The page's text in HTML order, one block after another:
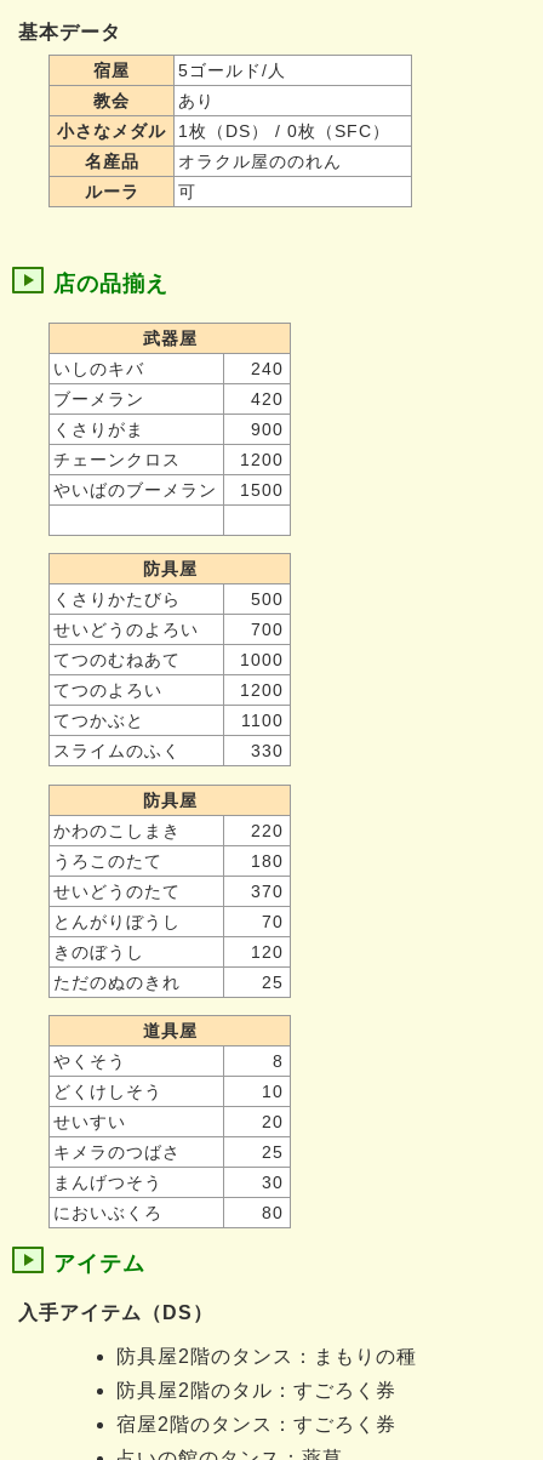
基本データ
宿屋
5ゴールド/人
教会
あり
小さなメダル
1枚（DS） / 0枚（SFC）
名産品
オラクル屋ののれん
ルーラ
可
店の品揃え
武器屋
いしのキバ
240
ブーメラン
420
くさりがま
900
チェーンクロス
1200
やいばのブーメラン
1500
防具屋
くさりかたびら
500
せいどうのよろい
700
てつのむねあて
1000
てつのよろい
1200
てつかぶと
1100
スライムのふく
330
防具屋
かわのこしまき
220
うろこのたて
180
せいどうのたて
370
とんがりぼうし
70
きのぼうし
120
ただのぬのきれ
25
道具屋
やくそう
8
どくけしそう
10
せいすい
20
キメラのつばさ
25
まんげつそう
30
においぶくろ
80
アイテム
入手アイテム（DS）
防具屋2階のタンス：まもりの種
防具屋2階のタル：すごろく券
宿屋2階のタンス：すごろく券